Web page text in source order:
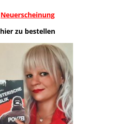
Neuerscheinung
hier zu bestellen